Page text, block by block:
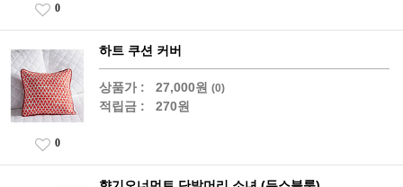
0
하트 쿠션 커버
상품가 : 27,000원 (0)
적립금 : 270원
0